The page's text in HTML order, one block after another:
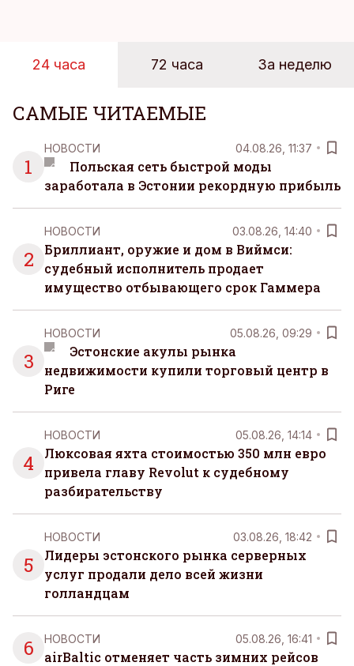
24 часа 72 часа За неделю
САМЫЕ ЧИТАЕМЫЕ
1
НОВОСТИ 04.08.26, 11:37
Польская сеть быстрой моды
заработала в Эстонии рекордную прибыль
2
НОВОСТИ 03.08.26, 14:40
Бриллиант, оружие и дом в Виймси:
судебный исполнитель продает
имущество отбывающего срок Гаммера
3
НОВОСТИ 05.08.26, 09:29
Эстонские акулы рынка
недвижимости купили торговый центр в
Риге
4
НОВОСТИ 05.08.26, 14:14
Люксовая яхта стоимостью 350 млн евро
привела главу Revolut к судебному
разбирательству
5
НОВОСТИ 03.08.26, 18:42
Лидеры эстонского рынка серверных
услуг продали дело всей жизни
голландцам
6 НОВОСТИ 05.08.26, 16:41
airBaltic отменяет часть зимних рейсов